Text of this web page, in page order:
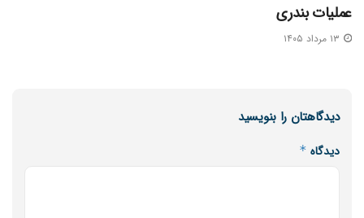
عملیات بندری
دیدگاهتان را بنویسید
دیدگاه *